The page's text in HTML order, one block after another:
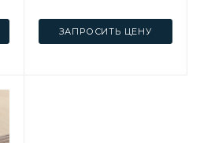
ЗАПРОСИТЬ ЦЕНУ